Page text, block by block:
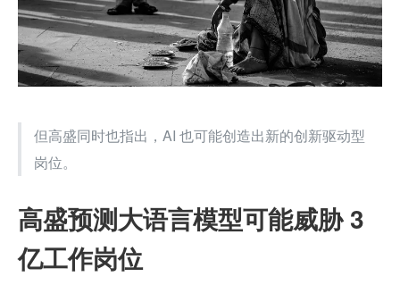
但高盛同时也指出，AI 也可能创造出新的创新驱动型
岗位。
高盛预测大语言模型可能威胁 3
亿工作岗位